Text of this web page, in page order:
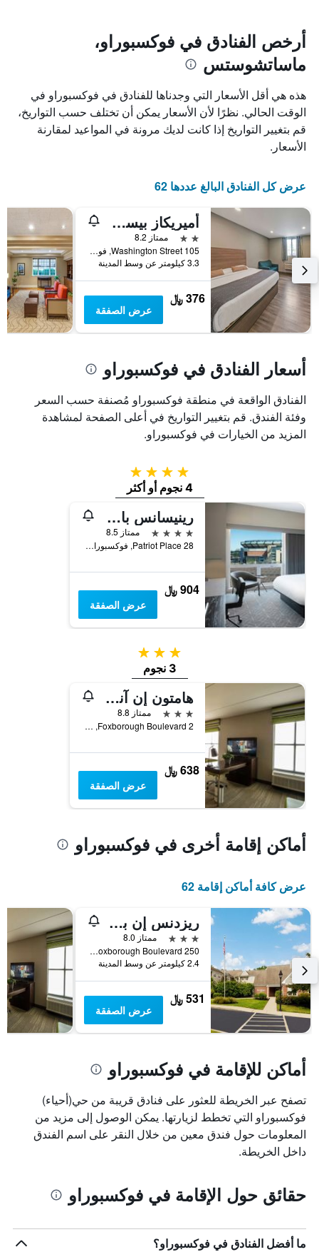
المخطط
1
محور
Y
يعرض
متوسط
سعر
غرفة
في
نهاية
هذا
الأسبوع
آخر
3
أيام
محور
X
الذي
يعرض
عدد
الأيام
قبل
الإقامة
يتضمن
التالي
1
محور
الذي
يعرض
متوسط
سعر
غرفة
أرخص الفنادق في فوكسبوراو،
ماساتشوستس
هذه هي أقل الأسعار التي وجدناها للفنادق في فوكسبوراو في
الوقت الحالي. نظرًا لأن الأسعار يمكن أن تختلف حسب التواريخ،
قم بتغيير التواريخ إذا كانت لديك مرونة في المواعيد لمقارنة
الأسعار.
عرض كل الفنادق البالغ عددها 62
أميريكاز بيست فاليو إن فوكسبورو
2 نجمتين
ممتاز 8.2
105 Washington Street, فوكسبوراو, MA, الولايات المتحدة الأميريكية
3.3 كيلومتر عن وسط المدينة
376 ﷼
عرض الصفقة
أسعار الفنادق في فوكسبوراو
الفنادق الواقعة في منطقة فوكسبوراو مُصنفة حسب السعر
وفئة الفندق. قم بتغيير التواريخ في أعلى الصفحة لمشاهدة
المزيد من الخيارات في فوكسبوراو.
4 نجوم
4 نجوم أو أكثر
رينيسانس باي ماريوت بوسطن باتريوت بليس هوتل
4 نجوم
ممتاز 8.5
28 Patriot Place, فوكسبوراو, MA, الولايات المتحدة الأميريكية
904 ﷼
عرض الصفقة
3 نجوم
3 نجوم
هامتون إن آند سويتس فوكسبورو / مانزفيلد
3 نجوم
ممتاز 8.8
2 Foxborough Boulevard, فوكسبوراو, MA, الولايات المتحدة الأميريكية
638 ﷼
عرض الصفقة
أماكن إقامة أخرى في فوكسبوراو
عرض كافة أماكن إقامة 62
ريزدنس إن باي ماريوت فوكسبورو
3 نجوم
ممتاز 8.0
250 Foxborough Boulevard, فوكسبوراو, MA, الولايات المتحدة الأميريكية
2.4 كيلومتر عن وسط المدينة
531 ﷼
عرض الصفقة
أماكن للإقامة في فوكسبوراو
تصفح عبر الخريطة للعثور على فنادق قريبة من حي(أحياء)
فوكسبوراو التي تخطط لزيارتها. يمكن الوصول إلى مزيد من
المعلومات حول فندق معين من خلال النقر على اسم الفندق
داخل الخريطة.
حقائق حول الإقامة في فوكسبوراو
ما أفضل الفنادق في فوكسبوراو؟